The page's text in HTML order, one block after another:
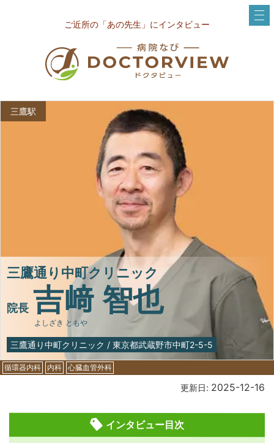
ご近所の「あの先生」にインタビュー
三鷹駅
三鷹通り中町クリニック
院長 吉﨑 智也
よしざき ともや
三鷹通り中町クリニック / 東京都武蔵野市中町2-5-5
循環器内科 内科 心臓血管外科
更新日: 2025-12-16
インタビュー目次